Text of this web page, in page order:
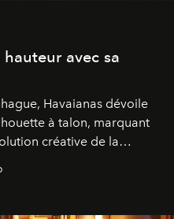
avec sa
Havaianas dévoile
à talon, marquant
créative de la